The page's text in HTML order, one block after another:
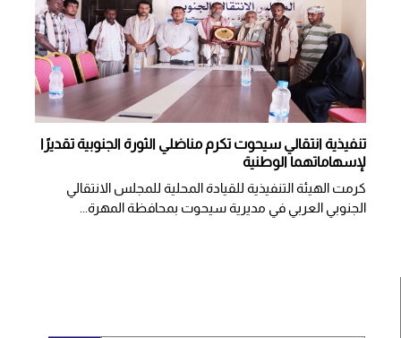
تنفيذية انتقالي سيحوت تكرم مناضلي الثورة الجنوبية تقديرًا
لإسهاماتهما الوطنية
كرمت الهيئة التنفيذية للقيادة المحلية للمجلس الانتقالي
الجنوبي العربي في مديرية سيحوت بمحافظة المهرة...